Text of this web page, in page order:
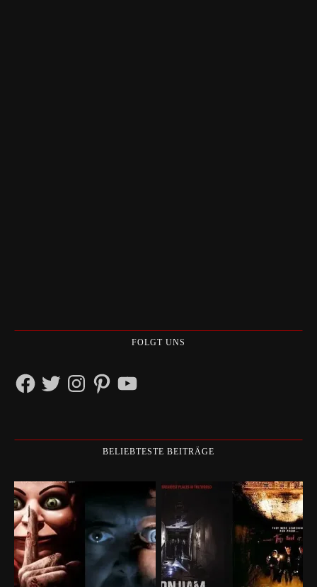
FOLGT UNS
FacebookTwitterInstagramPinterestYouTube
BELIEBTESTE BEITRÄGE